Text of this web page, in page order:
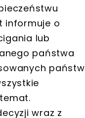
informuje o
lub
państwa
państw
wraz z